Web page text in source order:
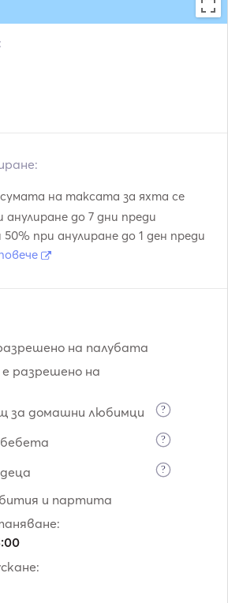
на таксата за яхта се
анулиране до 7 дни преди
при анулиране до 1 ден преди
на палубата
разрешено на
за домашни любимци
?
?
?
и партита